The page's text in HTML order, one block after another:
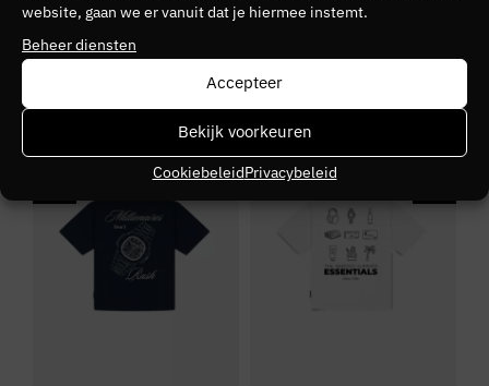
website, gaan we er vanuit dat je hiermee instemt.
Beheer diensten
Accepteer
Bekijk voorkeuren
CookiebeleidPrivacybeleid
01
VZ26
Kleurgroep
SALE